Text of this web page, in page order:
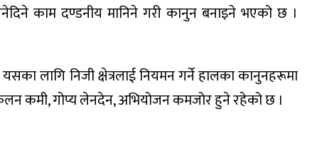
काम दण्डनीय मानिने गरी कानुन बनाइने भएको छ ।
लागि निजी क्षेत्रलाई नियमन गर्ने हालका कानुनहरूमा
कमी, गोप्य लेनदेन, अभियोजन कमजोर हुने रहेको छ ।